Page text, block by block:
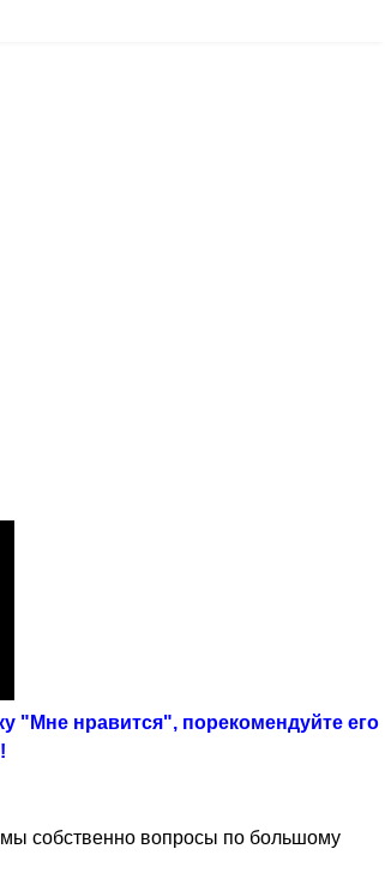
"Мне нравится", порекомендуйте его
собственно вопросы по большому